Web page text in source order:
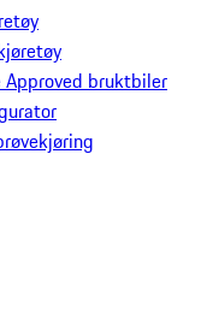
Approved bruktbiler